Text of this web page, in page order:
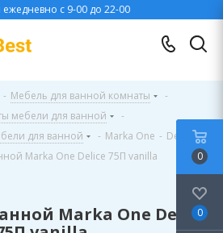
ежедневно с 9-00 до 22-00
- Мебель для ванной комнаты
-
мебели для ванной
-
для ванной
- Marka One - Delice -
Marka One Delice 75П vanilla
Marka One Delice
0
0